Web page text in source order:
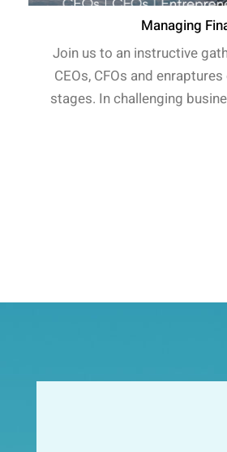
Managing
Join us to an instructive
CEOs, CFOs and
stages. In challenging